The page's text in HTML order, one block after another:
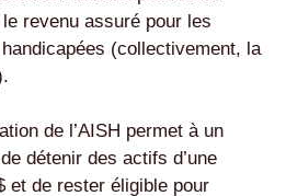
revenu assuré pour les
(collectivement, la
de l’AISH permet à un
détenir des actifs d’une
et de rester éligible pour